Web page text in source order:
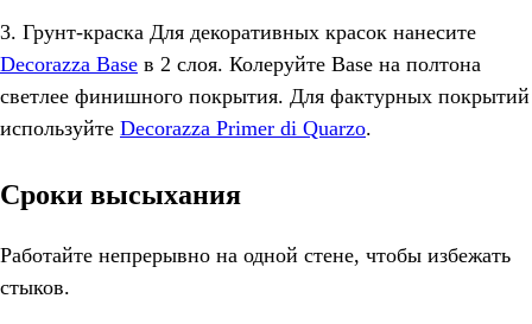
3. Грунт-краска Для декоративных красок нанесите
Decorazza Base в 2 слоя. Колеруйте Base на полтона
светлее финишного покрытия. Для фактурных покрытий
используйте Decorazza Primer di Quarzo.
Сроки высыхания
Работайте непрерывно на одной стене, чтобы избежать
стыков.